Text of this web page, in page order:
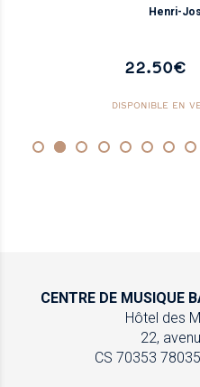
Henri-
22.50€
DISPONIBLE EN
CENTRE DE MUSIQUE
Hôtel des
22,
CS 70353